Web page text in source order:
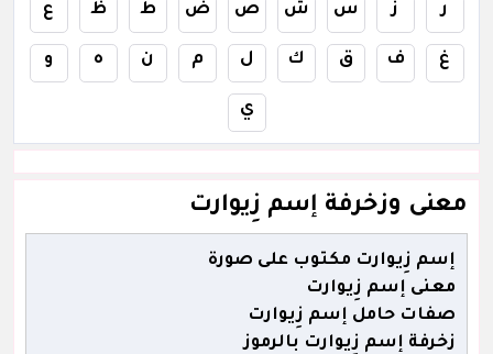
ر ز س ش ص ض ط ظ ع
غ ف ق ك ل م ن ه و
ي
معنى وزخرفة إسم زِيوارت
إسم زِيوارت مكتوب على صورة
معنى إسم زِيوارت
صفات حامل إسم زِيوارت
زخرفة إسم زِيوارت بالرموز